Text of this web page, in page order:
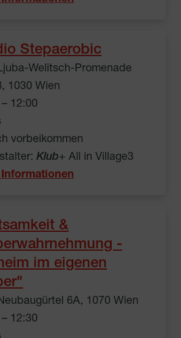
Stepaerobic
Welitsch-Promenade
1030 Wien
12:00
vorbeikommen
Klub+ All in Village3
&
-
im eigenen
6A, 1070 Wien
12:30